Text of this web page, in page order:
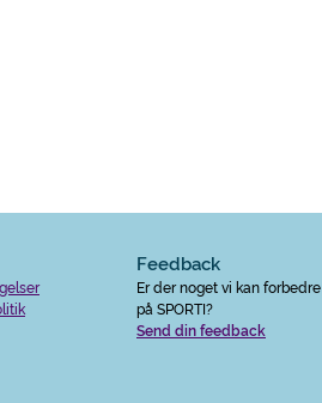
Feedback
Er der noget vi kan forbedre
på SPORTI?
Send din feedback